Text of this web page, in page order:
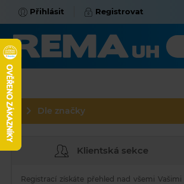
Přihlásit Registrovat
Dle značky
Klientská sekce
Registrací získáte přehled nad všemi Vašimi